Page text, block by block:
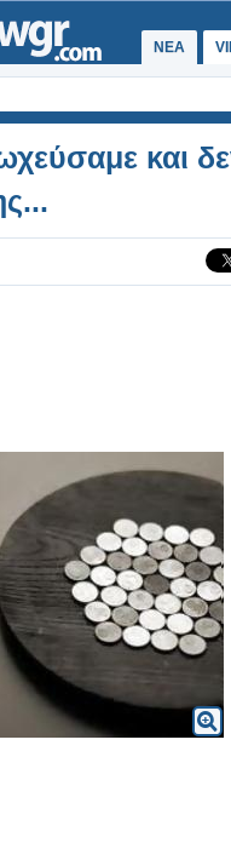
ΝΕΑ
και